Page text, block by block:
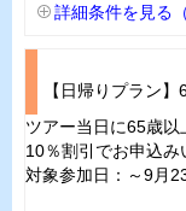
詳細条件を見る
【日帰りプラン
ツアー当日に65歳以
10％割引でお申込み
対象参加日：～9月